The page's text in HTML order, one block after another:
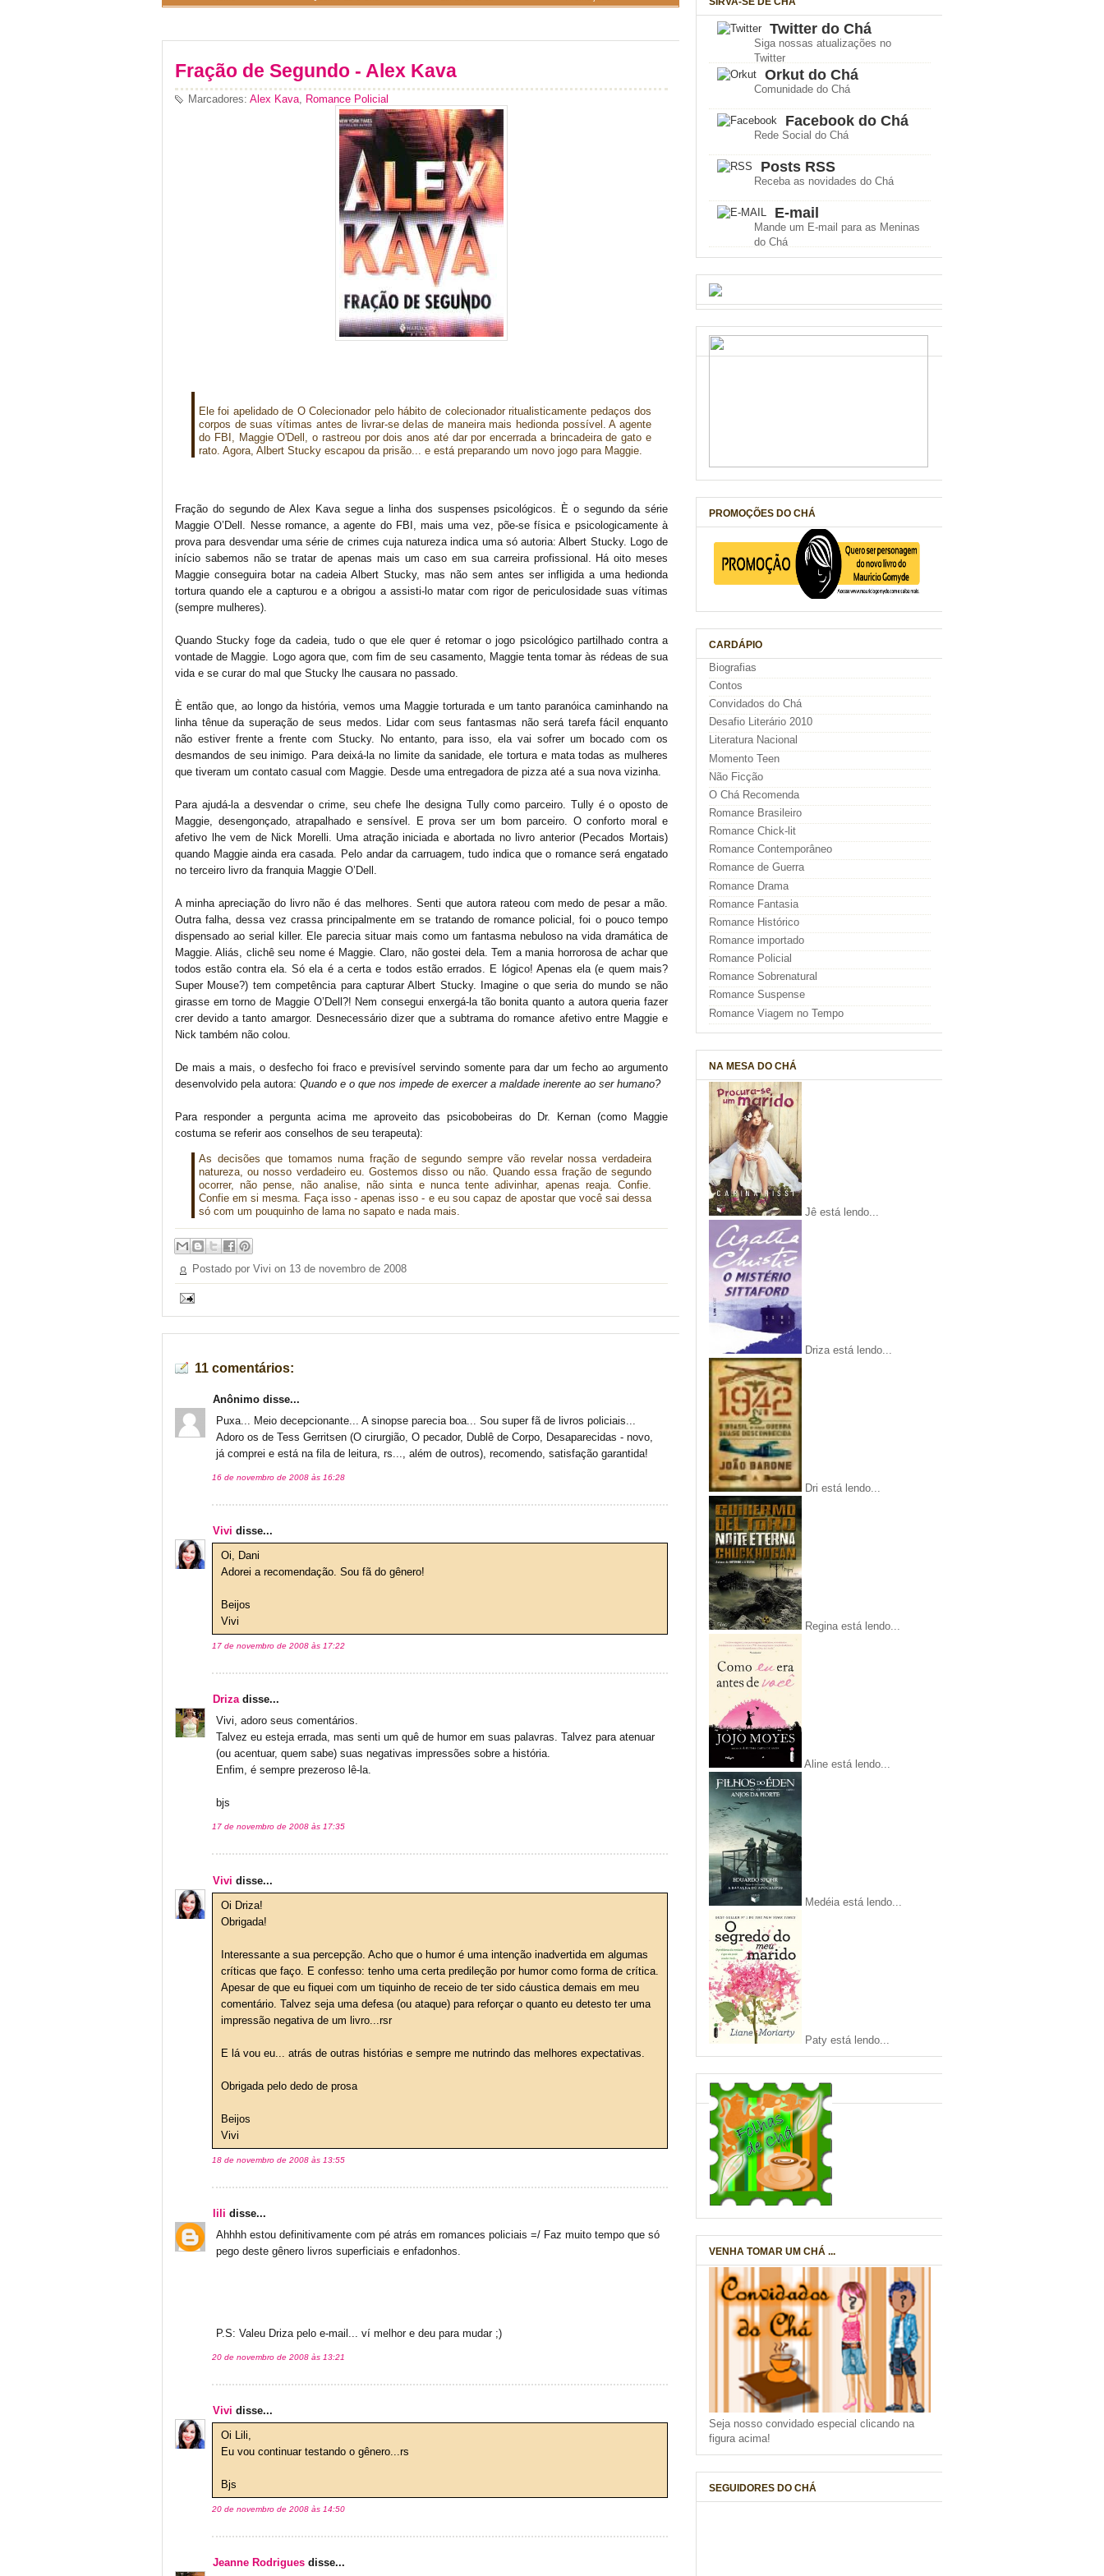
Fração de Segundo - Alex Kava
Marcadores: Alex Kava Romance Policial
Ele foi apelidado de O Colecionador pelo hábito de colecionador ritualisticamente pedaços dos
corpos de suas vítimas antes de livrar-se delas de maneira mais hedionda possível. A agente
do FBI, Maggie O'Dell, o rastreou por dois anos até dar por encerrada a brincadeira de gato e
rato. Agora, Albert Stucky escapou da prisão... e está preparando um novo jogo para Maggie.
Fração do segundo de Alex Kava segue a linha dos suspenses psicológicos. È o segundo da série
Maggie O’Dell. Nesse romance, a agente do FBI, mais uma vez, põe-se física e psicologicamente à
prova para desvendar uma série de crimes cuja natureza indica uma só autoria: Albert Stucky. Logo de
início sabemos não se tratar de apenas mais um caso em sua carreira profissional. Há oito meses
Maggie conseguira botar na cadeia Albert Stucky, mas não sem antes ser infligida a uma hedionda
tortura quando ele a capturou e a obrigou a assisti-lo matar com rigor de periculosidade suas vítimas
(sempre mulheres).
Quando Stucky foge da cadeia, tudo o que ele quer é retomar o jogo psicológico partilhado contra a
vontade de Maggie. Logo agora que, com fim de seu casamento, Maggie tenta tomar às rédeas de sua
vida e se curar do mal que Stucky lhe causara no passado.
È então que, ao longo da história, vemos uma Maggie torturada e um tanto paranóica caminhando na
linha tênue da superação de seus medos. Lidar com seus fantasmas não será tarefa fácil enquanto
não estiver frente a frente com Stucky. No entanto, para isso, ela vai sofrer um bocado com os
desmandos de seu inimigo. Para deixá-la no limite da sanidade, ele tortura e mata todas as mulheres
que tiveram um contato casual com Maggie. Desde uma entregadora de pizza até a sua nova vizinha.
Para ajudá-la a desvendar o crime, seu chefe lhe designa Tully como parceiro. Tully é o oposto de
Maggie, desengonçado, atrapalhado e sensível. E prova ser um bom parceiro. O conforto moral e
afetivo lhe vem de Nick Morelli. Uma atração iniciada e abortada no livro anterior (Pecados Mortais)
quando Maggie ainda era casada. Pelo andar da carruagem, tudo indica que o romance será engatado
no terceiro livro da franquia Maggie O’Dell.
A minha apreciação do livro não é das melhores. Senti que autora rateou com medo de pesar a mão.
Outra falha, dessa vez crassa principalmente em se tratando de romance policial, foi o pouco tempo
dispensado ao serial killer. Ele parecia situar mais como um fantasma nebuloso na vida dramática de
Maggie. Aliás, clichê seu nome é Maggie. Claro, não gostei dela. Tem a mania horrorosa de achar que
todos estão contra ela. Só ela é a certa e todos estão errados. E lógico! Apenas ela (e quem mais?
Super Mouse?) tem competência para capturar Albert Stucky. Imagine o que seria do mundo se não
girasse em torno de Maggie O’Dell?! Nem consegui enxergá-la tão bonita quanto a autora queria fazer
crer devido a tanto amargor. Desnecessário dizer que a subtrama do romance afetivo entre Maggie e
Nick também não colou.
De mais a mais, o desfecho foi fraco e previsível servindo somente para dar um fecho ao argumento
desenvolvido pela autora: Quando e o que nos impede de exercer a maldade inerente ao ser humano?
Para responder a pergunta acima me aproveito das psicobobeiras do Dr. Kernan (como Maggie
costuma se referir aos conselhos de seu terapeuta):
As decisões que tomamos numa fração de segundo sempre vão revelar nossa verdadeira
natureza, ou nosso verdadeiro eu. Gostemos disso ou não. Quando essa fração de segundo
ocorrer, não pense, não analise, não sinta e nunca tente adivinhar, apenas reaja. Confie.
Confie em si mesma. Faça isso - apenas isso - e eu sou capaz de apostar que você sai dessa
só com um pouquinho de lama no sapato e nada mais.
Postado por Vivi on 13 de novembro de 2008
11 comentários:
Anônimo disse...
Puxa... Meio decepcionante... A sinopse parecia boa... Sou super fã de livros policiais...
Adoro os de Tess Gerritsen (O cirurgião, O pecador, Dublê de Corpo, Desaparecidas - novo,
já comprei e está na fila de leitura, rs..., além de outros), recomendo, satisfação garantida!
16 de novembro de 2008 às 16:28
Vivi disse...
Oi, Dani
Adorei a recomendação. Sou fã do gênero!
Beijos
Vivi
17 de novembro de 2008 às 17:22
Drizadisse...
Vivi, adoro seus comentários.
Talvez eu esteja errada, mas senti um quê de humor em suas palavras. Talvez para atenuar
(ou acentuar, quem sabe) suas negativas impressões sobre a história.
Enfim, é sempre prezeroso lê-la.
bjs
17 de novembro de 2008 às 17:35
Vivi disse...
Oi Driza!
Obrigada!
Interessante a sua percepção. Acho que o humor é uma intenção inadvertida em algumas
críticas que faço. E confesso: tenho uma certa predileção por humor como forma de crítica.
Apesar de que eu fiquei com um tiquinho de receio de ter sido cáustica demais em meu
comentário. Talvez seja uma defesa (ou ataque) para reforçar o quanto eu detesto ter uma
impressão negativa de um livro...rsr
E lá vou eu... atrás de outras histórias e sempre me nutrindo das melhores expectativas.
Obrigada pelo dedo de prosa
Beijos
Vivi
18 de novembro de 2008 às 13:55
lili disse...
Ahhhh estou definitivamente com pé atrás em romances policiais =/ Faz muito tempo que só
pego deste gênero livros superficiais e enfadonhos.
P.S: Valeu Driza pelo e-mail... ví melhor e deu para mudar ;)
20 de novembro de 2008 às 13:21
Vivi disse...
Oi Lili,
Eu vou continuar testando o gênero...rs
Bjs
20 de novembro de 2008 às 14:50
Jeanne Rodrigues disse...
Twitter do Chá
Siga nossas atualizações no
Twitter
Orkut do Chá
Comunidade do Chá
Facebook do Chá
Rede Social do Chá
Posts RSS
Receba as novidades do Chá
E-mail
Mande um E-mail para as Meninas
do Chá
PROMOÇÕES DO CHÁ
CARDÁPIO
Biografias
Contos
Convidados do Chá
Desafio Literário 2010
Literatura Nacional
Momento Teen
Não Ficção
O Chá Recomenda
Romance Brasileiro
Romance Chick-lit
Romance Contemporâneo
Romance de Guerra
Romance Drama
Romance Fantasia
Romance Histórico
Romance importado
Romance Policial
Romance Sobrenatural
Romance Suspense
Romance Viagem no Tempo
NA MESA DO CHÁ
Jê está lendo...
Driza está lendo...
Dri está lendo...
Regina está lendo...
Aline está lendo...
Medéia está lendo...
Paty está lendo...
VENHA TOMAR UM CHÁ ...
Seja nosso convidado especial clicando na
figura acima!
SEGUIDORES DO CHÁ